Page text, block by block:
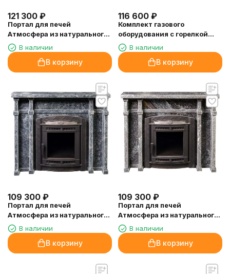
121 300 ₽
Портал для печей
Атмосфера из натурального
камня (пироксенит элит)
В наличии
В корзину
116 600 ₽
Комплект газового
оборудования с горелкой
ИзиСтим ГГУ-80
В наличии
В корзину
109 300 ₽
Портал для печей
Атмосфера из натурального
камня (пироксенит)
В наличии
В корзину
109 300 ₽
Портал для печей
Атмосфера из натурального
камня (амфиболит)
В наличии
В корзину